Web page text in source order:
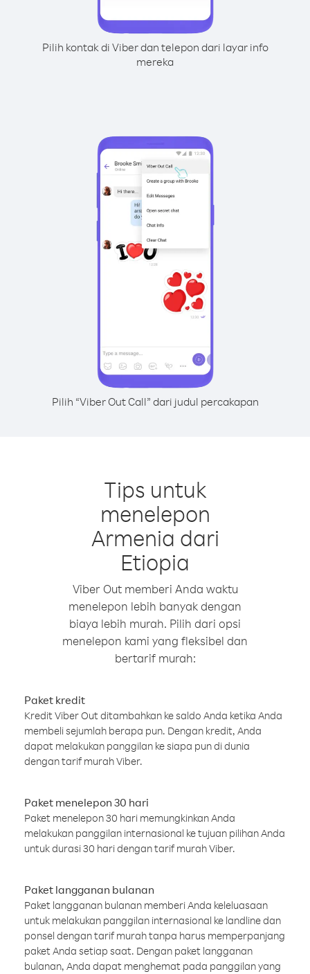
Pilih kontak di Viber dan telepon dari layar info
mereka
Pilih “Viber Out Call” dari judul percakapan
Tips untuk
menelepon
Armenia dari
Etiopia
Viber Out memberi Anda waktu
menelepon lebih banyak dengan
biaya lebih murah. Pilih dari opsi
menelepon kami yang fleksibel dan
bertarif murah:
Paket kredit
Kredit Viber Out ditambahkan ke saldo Anda ketika Anda
membeli sejumlah berapa pun. Dengan kredit, Anda
dapat melakukan panggilan ke siapa pun di dunia
dengan tarif murah Viber.
Paket menelepon 30 hari
Paket menelepon 30 hari memungkinkan Anda
melakukan panggilan internasional ke tujuan pilihan Anda
untuk durasi 30 hari dengan tarif murah Viber.
Paket langganan bulanan
Paket langganan bulanan memberi Anda keleluasaan
untuk melakukan panggilan internasional ke landline dan
ponsel dengan tarif murah tanpa harus memperpanjang
paket Anda setiap saat. Dengan paket langganan
bulanan, Anda dapat menghemat pada panggilan yang